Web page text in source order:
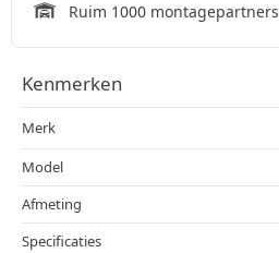
Ruim 1000 montagepartners
Kenmerken
Merk
Model
Afmeting
Specificaties